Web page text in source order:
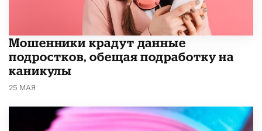
Мошенники крадут данные
подростков, обещая подработку на
каникулы
25 МАЯ